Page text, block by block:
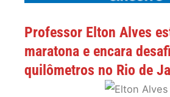
Professor Elton Alves
maratona e encara
quilômetros no Rio de